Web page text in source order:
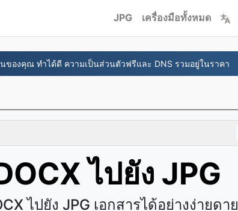
JPG เครื่องมือทั้งหมด
ของคุณ ทำได้ดี ความเป็นส่วนตัวฟรีและ DNS รวมอยู่ในราคา
ไปยัง JPG
ไปยัง JPG เอกสารได้อย่างง่ายดาย